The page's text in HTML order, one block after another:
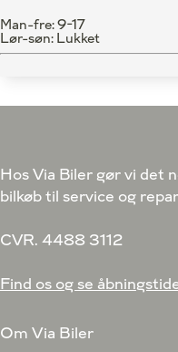
Man-fre: 9-17
Lør-søn: Lukket
Oops...
Hos Via Biler gør vi det
bilkøb til service og
CVR. 4488 3112
Find os og se
Om Via Biler